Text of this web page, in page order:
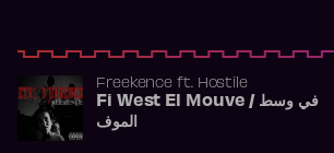
Freekence ft. Hostile
Fi West El Mouve / في وسط
الموف